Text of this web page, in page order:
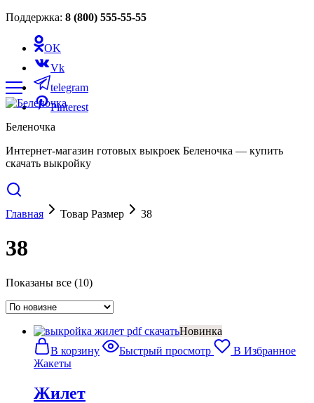
Поддержка: 8 (800) 555-55-55
OK
Vk
telegram
Pinterest
Беленочка
Интернет-магазин готовых выкроек Беленочка — купить
скачать выкройку
Главная Товар Размер 38
38
Показаны все (10)Сортировка:
недавние
Новинка
В корзину
Быстрый просмотр
В Избранное
Жакеты
Жилет